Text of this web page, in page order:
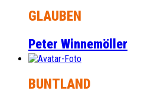
GLAUBEN
Peter Winnemöller
BUNTLAND